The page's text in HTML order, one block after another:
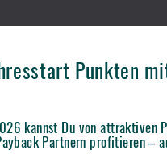
Punkten
kannst Du von attraktiven
Partnern profitieren –